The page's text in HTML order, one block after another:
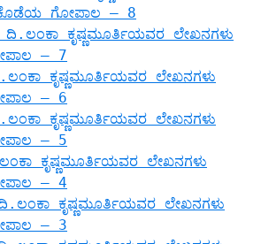
ಗೋಪಾಲ – 8
ಕೃಷ್ಣಮೂರ್ತಿಯವರ ಲೇಖನಗಳು
– 7
ಕೃಷ್ಣಮೂರ್ತಿಯವರ ಲೇಖನಗಳು
– 6
ಕೃಷ್ಣಮೂರ್ತಿಯವರ ಲೇಖನಗಳು
– 5
ಕೃಷ್ಣಮೂರ್ತಿಯವರ ಲೇಖನಗಳು
– 4
ಕೃಷ್ಣಮೂರ್ತಿಯವರ ಲೇಖನಗಳು
– 3